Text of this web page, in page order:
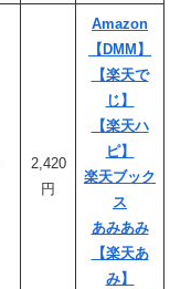
2,420
円
Amazon
【DMM】
【楽天で
じ】
【楽天ハ
ピ】
楽天ブック
ス
あみあみ
【楽天あ
み】